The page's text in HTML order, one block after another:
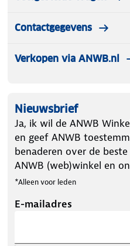
Contactgegevens
Verkopen via ANWB.nl
Nieuwsbrief
Ja, ik wil de ANWB
en geef ANWB
benaderen over de
ANWB (web)winkel en
*Alleen voor leden
E-mailadres